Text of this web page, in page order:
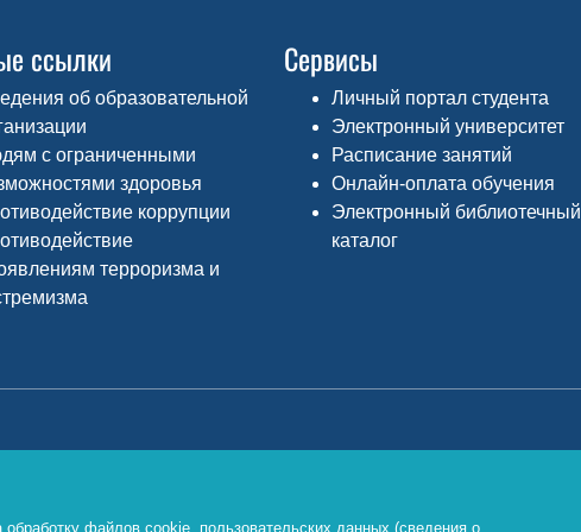
ссылки
об образовательной
с ограниченными
здоровья
коррупции
терроризма и
Сервисы
Личный портал студента
Электронный университет
Расписание занятий
Онлайн-оплата обучения
Электронный библиотечный
каталог
файлов cookie, пользовательских данных (сведения о